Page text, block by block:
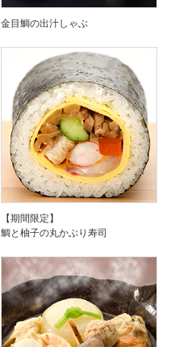
金目鯛の出汁しゃぶ
【期間限定】
鯛と柚子の丸かぶり寿司